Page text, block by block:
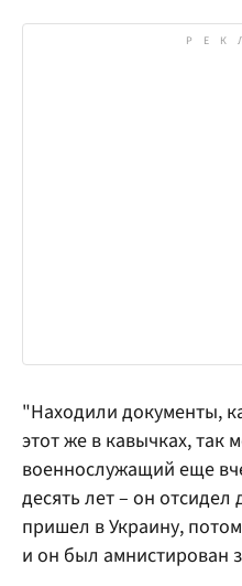
"Находили документы,
этот же в кавычках, так
военнослужащий еще
десять лет – он отсидел
пришел в Украину,
и он был амнистирован